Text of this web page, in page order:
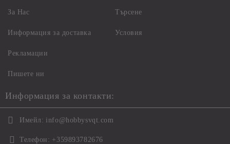
За Нас
Информация за доставка
Рекламации
Пишете ни
Търсене
Условия
Информация за контакти:
Имейл: info@hobbysvqt.com
Телефон: +359893782676